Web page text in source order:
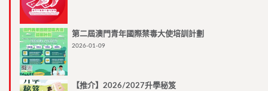
第二屆澳門青年國際禁毒大使培訓計劃
2026-01-09
【推介】2026/2027升學秘笈